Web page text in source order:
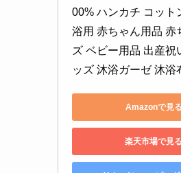
00% ハンカチ コット
浴用 赤ちゃん用品 赤
ズ ベビー用品 出産祝
ッズ 沐浴ガーゼ 沐浴
Amazonで見る
楽天市場で見る